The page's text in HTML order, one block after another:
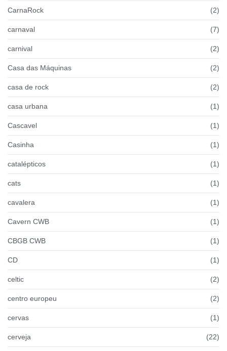
CarnaRock (2)
carnaval (7)
carnival (2)
Casa das Máquinas (2)
casa de rock (2)
casa urbana (1)
Cascavel (1)
Casinha (1)
catalépticos (1)
cats (1)
cavalera (1)
Cavern CWB (1)
CBGB CWB (1)
CD (1)
celtic (2)
centro europeu (2)
cervas (1)
cerveja (22)